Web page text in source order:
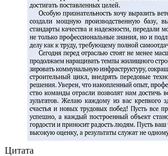
Цитата